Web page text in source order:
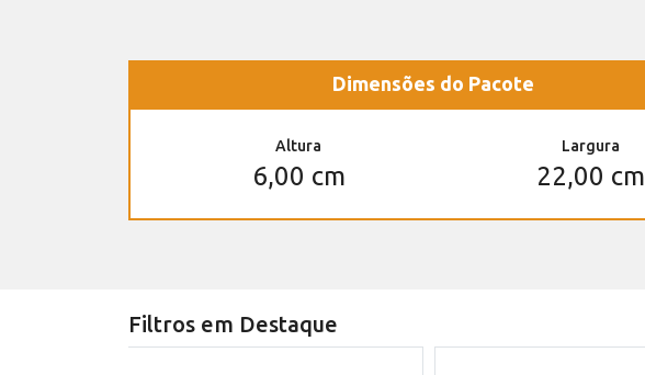
Dimensões do Pacote
Altura
6,00 cm
Largura
22,00 cm
Filtros em Destaque